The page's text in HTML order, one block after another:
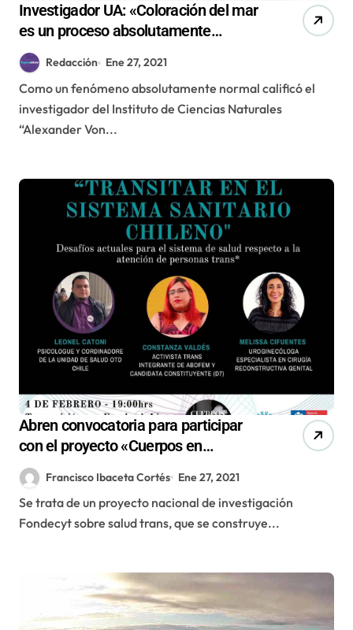
Investigador UA: «Coloración del mar
es un proceso absolutamente
normal»
Redacción Ene 27, 2021
Como un fenómeno absolutamente normal calificó el
investigador del Instituto de Ciencias Naturales
“Alexander Von...
Abren convocatoria para participar
con el proyecto «Cuerpos en
Tránsito» sobre salud trans
Francisco Ibaceta Cortés Ene 27, 2021
Se trata de un proyecto nacional de investigación
Fondecyt sobre salud trans, que se construye...